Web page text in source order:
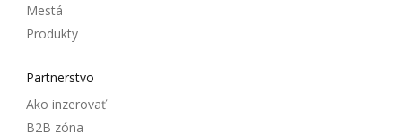
Mestá
Produkty
Partnerstvo
Ako inzerovať
B2B zóna